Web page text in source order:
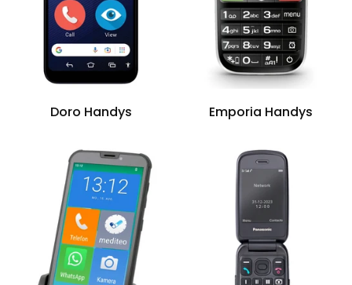
Doro Handys Emporia Handys